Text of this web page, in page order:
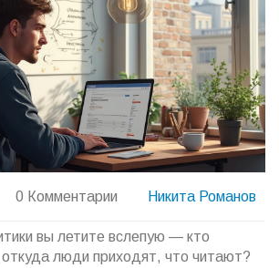
0 Комментарии Никита Романов
вы летите вслепую — кто
люди приходят, что читают?